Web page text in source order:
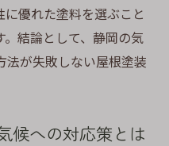
優れた塗料を選ぶこと
結論として、静岡の気
法が失敗しない屋根塗装
候への対応策とは